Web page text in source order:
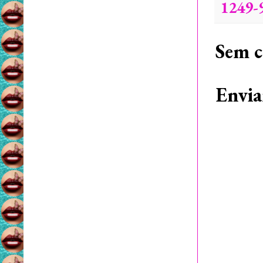
Sem